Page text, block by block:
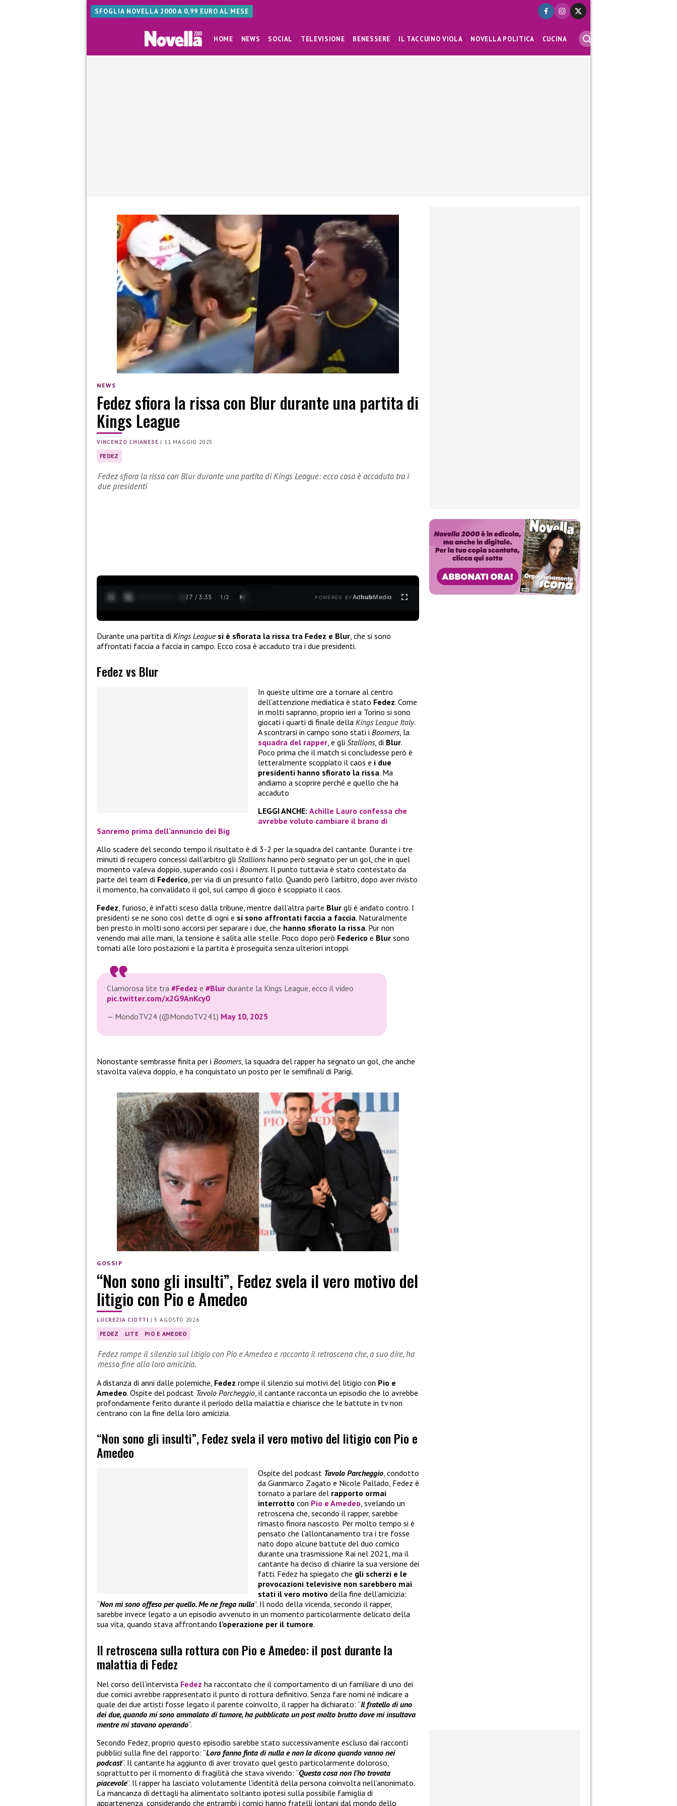
SFOGLIA NOVELLA 2000 A 0,99 EURO AL MESE
HOME NEWS SOCIAL TELEVISIONE BENESSERE IL TACCUINO VIOLA NOVELLA POLITICA CUCINA
NEWS
Fedez sfiora la rissa con Blur durante una partita di
Kings League
VINCENZO CHIANESE | 11 MAGGIO 2025
FEDEZ
Fedez sfiora la rissa con Blur durante una partita di Kings League: ecco cosa è accaduto tra i
due presidenti
0:28 / 3:35 1 /2 POWERED BYAdhubMedia
Durante una partita di Kings League si è sfiorata la rissa tra Fedez e Blur , che si sono
affrontati faccia a faccia in campo. Ecco cosa è accaduto tra i due presidenti.
Fedez vs Blur
In queste ultime ore a tornare al centro
dell’attenzione mediatica è stato Fedez. Come
in molti sapranno, proprio ieri a Torino si sono
giocati i quarti di finale della Kings League Italy.
A scontrarsi in campo sono stati i Boomers, la
squadra del rapper, e gli Stallions, di Blur.
Poco prima che il match si concludesse però è
letteralmente scoppiato il caos e i due
presidenti hanno sfiorato la rissa. Ma
andiamo a scoprire perché e quello che ha
accaduto
LEGGI ANCHE: Achille Lauro confessa che
avrebbe voluto cambiare il brano di
Sanremo prima dell’annuncio dei Big
Allo scadere del secondo tempo il risultato è di 3-2 per la squadra del cantante. Durante i tre
minuti di recupero concessi dall’arbitro gli Stallionshanno però segnato per un gol, che in quel
momento valeva doppio, superando così i Boomers. Il punto tuttavia è stato contestato da
parte del team di Federico, per via di un presunto fallo. Quando però l’arbitro, dopo aver rivisto
il momento, ha convalidato il gol, sul campo di gioco è scoppiato il caos.
Fedez, furioso, è infatti sceso dalla tribune, mentre dall’altra parte Blur gli è andato contro. I
presidenti se ne sono così dette di ogni e si sono affrontati faccia a faccia. Naturalmente
ben presto in molti sono accorsi per separare i due, che hanno sfiorato la rissa. Pur non
venendo mai alle mani, la tensione è salita alle stelle. Poco dopo però Federico e Blur sono
tornati alle loro postazioni e la partita è proseguita senza ulteriori intoppi.
Clamorosa lite tra #Fedez e #Blur durante la Kings League, ecco il video
pic.twitter.com/x2G9AnKcy0
— MondoTV24 (@MondoTV241) May 10, 2025
Nonostante sembrasse finita per i Boomers, la squadra del rapper ha segnato un gol, che anche
stavolta valeva doppio, e ha conquistato un posto per le semifinali di Parigi.
GOSSIP
“Non sono gli insulti”, Fedez svela il vero motivo del
litigio con Pio e Amedeo
LUCREZIA CIOTTI |3 AGOSTO 2026
FEDEZ LITE PIO E AMEDEO
Fedez rompe il silenzio sul litigio con Pio e Amedeo e racconta il retroscena che, a suo dire, ha
messo fine alla loro amicizia.
A distanza di anni dalle polemiche, Fedez rompe il silenzio sui motivi del litigio con Pio e
Amedeo. Ospite del podcast Tavolo Parcheggio, il cantante racconta un episodio che lo avrebbe
profondamente ferito durante il periodo della malattia e chiarisce che le battute in tv non
c’entrano con la fine della loro amicizia.
“Non sono gli insulti”, Fedez svela il vero motivo del litigio con Pio e
Amedeo
Ospite del podcast Tavolo Parcheggio, condotto
da Gianmarco Zagato e Nicole Pallado, Fedez è
tornato a parlare del rapporto ormai
interrotto con Pio e Amedeo, svelando un
retroscena che, secondo il rapper, sarebbe
rimasto finora nascosto. Per molto tempo si è
pensato che l’allontanamento tra i tre fosse
nato dopo alcune battute del duo comico
durante una trasmissione Rai nel 2021, ma il
cantante ha deciso di chiarire la sua versione dei
fatti. Fedez ha spiegato che gli scherzi e le
provocazioni televisive non sarebbero mai
stati il vero motivo della fine dell’amicizia:
“Non mi sono offeso per quello. Me ne frega nulla”. Il nodo della vicenda, secondo il rapper,
sarebbe invece legato a un episodio avvenuto in un momento particolarmente delicato della
sua vita, quando stava affrontando l’operazione per il tumore.
Il retroscena sulla rottura con Pio e Amedeo: il post durante la
malattia di Fedez
Nel corso dell’intervista Fedez ha raccontato che il comportamento di un familiare di uno dei
due comici avrebbe rappresentato il punto di rottura definitivo. Senza fare nomi né indicare a
quale dei due artisti fosse legato il parente coinvolto, il rapper ha dichiarato: “Il fratello di uno
dei due, quando mi sono ammalato di tumore, ha pubblicato un post molto brutto dove mi insultava
mentre mi stavano operando”.
Secondo Fedez, proprio questo episodio sarebbe stato successivamente escluso dai racconti
pubblici sulla fine del rapporto: “Loro fanno finta di nulla e non la dicono quando vanno nei
podcast”. Il cantante ha aggiunto di aver trovato quel gesto particolarmente doloroso,
soprattutto per il momento di fragilità che stava vivendo: “Questa cosa non l’ho trovata
piacevole”. Il rapper ha lasciato volutamente l’identità della persona coinvolta nell’anonimato.
La mancanza di dettagli ha alimentato soltanto ipotesi sulla possibile famiglia di
appartenenza, considerando che entrambi i comici hanno fratelli lontani dal mondo dello